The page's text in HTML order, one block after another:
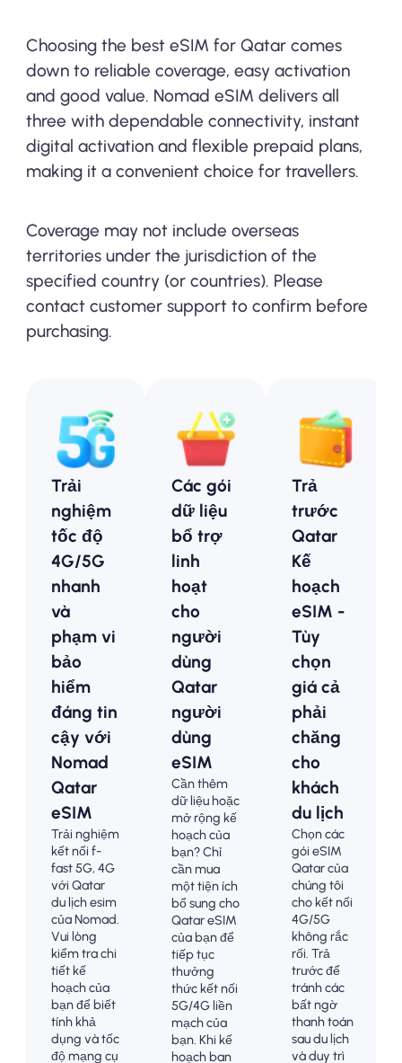
Choosing the best eSIM for Qatar comes
down to reliable coverage, easy activation
and good value. Nomad eSIM delivers all
three with dependable connectivity, instant
digital activation and flexible prepaid plans,
making it a convenient choice for travellers.
Coverage may not include overseas
territories under the jurisdiction of the
specified country (or countries). Please
contact customer support to confirm before
purchasing.
Trải
nghiệm
tốc độ
4G/5G
nhanh
và
phạm vi
bảo
hiểm
đáng tin
cậy với
Nomad
Qatar
eSIM
Trải nghiệm
kết nối f-
fast 5G, 4G
với Qatar
du lịch esim
của Nomad.
Vui lòng
kiểm tra chi
tiết kế
hoạch của
bạn để biết
tính khả
dụng và tốc
độ mạng cụ
Các gói
dữ liệu
bổ trợ
linh
hoạt
cho
người
dùng
Qatar
người
dùng
eSIM
Cần thêm
dữ liệu hoặc
mở rộng kế
hoạch của
bạn? Chỉ
cần mua
một tiện ích
bổ sung cho
Qatar eSIM
của bạn để
tiếp tục
thưởng
thức kết nối
5G/4G liền
mạch của
bạn. Khi kế
hoạch ban
Trả
trước
Qatar
Kế
hoạch
eSIM -
Tùy
chọn
giá cả
phải
chăng
cho
khách
du lịch
Chọn các
gói eSIM
Qatar của
chúng tôi
cho kết nối
4G/5G
không rắc
rối. Trả
trước để
tránh các
bất ngờ
thanh toán
sau du lịch
và duy trì